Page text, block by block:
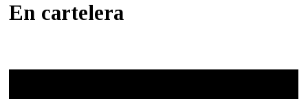
En cartelera